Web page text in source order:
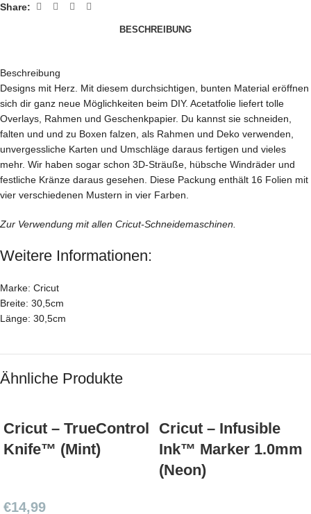
Share:
BESCHREIBUNG
Beschreibung
Designs mit Herz. Mit diesem durchsichtigen, bunten Material eröffnen
sich dir ganz neue Möglichkeiten beim DIY. Acetatfolie liefert tolle
Overlays, Rahmen und Geschenkpapier. Du kannst sie schneiden,
falten und und zu Boxen falzen, als Rahmen und Deko verwenden,
unvergessliche Karten und Umschläge daraus fertigen und vieles
mehr. Wir haben sogar schon 3D-Sträuße, hübsche Windräder und
festliche Kränze daraus gesehen. Diese Packung enthält 16 Folien mit
vier verschiedenen Mustern in vier Farben.
Zur Verwendung mit allen Cricut-Schneidemaschinen.
Weitere Informationen:
Marke: Cricut
Breite: 30,5cm
Länge: 30,5cm
Ähnliche Produkte
Cricut – TrueControl
Knife™ (Mint)
€14,99
Cricut – Infusible
Ink™ Marker 1.0mm
(Neon)